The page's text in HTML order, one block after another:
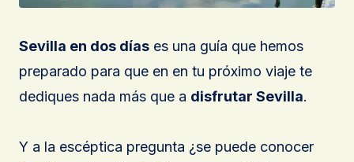
Sevilla en dos días es una guía que hemos
preparado para que en en tu próximo viaje te
dediques nada más que a disfrutar Sevilla.
Y a la escéptica pregunta ¿se puede conocer